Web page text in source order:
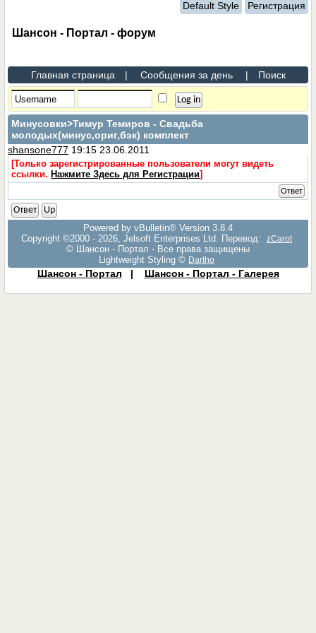
Default Style Регистрация
Шансон - Портал - форум
Главная страница | Сообщения за день | Поиск
Минусовки>Тимур Темиров - Свадьба
молодых(минус,ориг,бэк) комплект
shansone777 19:15 23.06.2011
[Только зарегистрированные пользователи могут видеть
ссылки. Нажмите Здесь для Регистрации]
Ответ
Ответ
Up
Powered by vBulletin® Version 3.8.4
Copyright ©2000 - 2026, Jelsoft Enterprises Ltd. Перевод:
zCarot
© Шансон - Портал - Все права защищены
Lightweight Styling © Dartho
Шансон - Портал | Шансон - Портал - Галерея